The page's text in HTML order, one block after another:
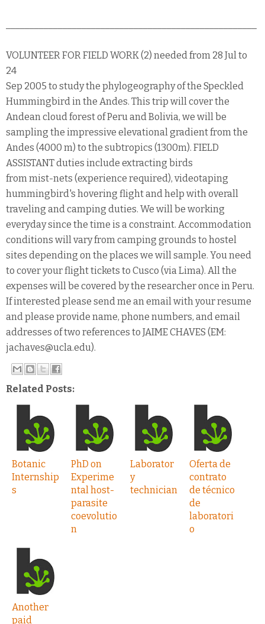
VOLUNTEER FOR FIELD WORK (2) needed from 28 Jul to
24
Sep 2005 to study the phylogeography of the Speckled
Hummingbird in the Andes. This trip will cover the
Andean cloud forest of Peru and Bolivia, we will be
sampling the impressive elevational gradient from the
Andes (4000 m) to the subtropics (1300m). FIELD
ASSISTANT duties include extracting birds
from mist-nets (experience required), videotaping
hummingbird's hovering flight and help with overall
traveling and camping duties. We will be working
everyday since the time is a constraint. Accommodation
conditions will vary from camping grounds to hostel
sites depending on the places we will sample. You need
to cover your flight tickets to Cusco (via Lima). All the
expenses will be covered by the researcher once in Peru.
If interested please send me an email with your resume
and please provide name, phone numbers, and email
addresses of two references to JAIME CHAVES (EM:
jachaves@ucla.edu).
Related Posts:
Botanic
Internship
s
PhD on
Experime
ntal host-
parasite
coevolutio
n
Laborator
y
technician
Oferta de
contrato
de técnico
de
laboratori
o
Another
paid